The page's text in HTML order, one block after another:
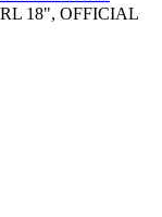
18", OFFICIAL